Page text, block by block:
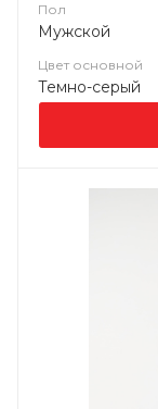
Пол
Мужской
Цвет основной
Темно-серый